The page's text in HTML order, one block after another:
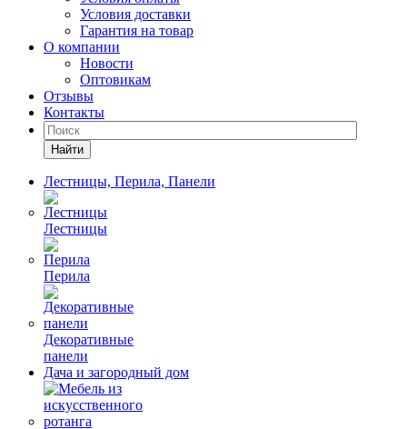
Условия доставки
Гарантия на товар
О компании
Новости
Оптовикам
Отзывы
Контакты
Найти
Лестницы, Перила, Панели
Лестницы
Перила
Декоративные
панели
Дача и загородный дом